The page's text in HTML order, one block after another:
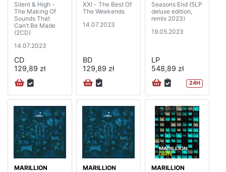
Silent & High -
The Making Of
Sounds That
Can’t Be Made
(2CD)
14.07.2023
CD
129,89 zł
XXI - The Best Of
The Weekends
14.07.2023
BD
129,89 zł
Seasons End (5LP
deluxe edition,
remix 2023)
19.05.2023
LP
548,89 zł
24H
MARILLION
MARILLION
MARILLION